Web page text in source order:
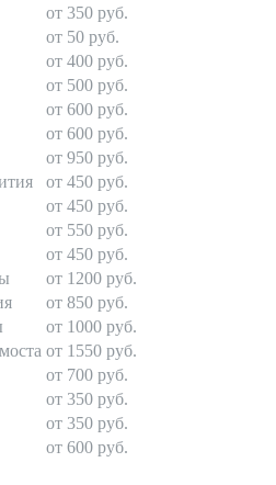
от 350 руб.
от 50 руб.
от 400 руб.
от 500 руб.
от 600 руб.
от 600 руб.
от 950 руб.
от 450 руб.
от 450 руб.
от 550 руб.
от 450 руб.
от 1200 руб.
от 850 руб.
от 1000 руб.
от 1550 руб.
от 700 руб.
от 350 руб.
от 350 руб.
от 600 руб.